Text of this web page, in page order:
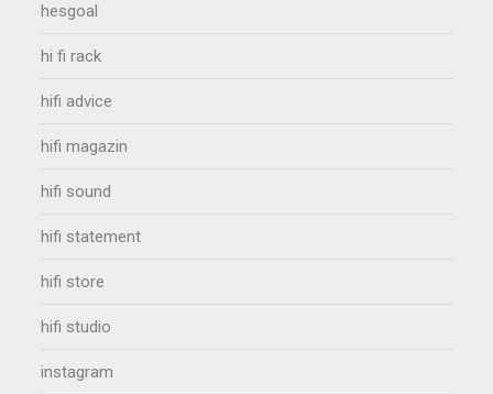
hesgoal
hi fi rack
hifi advice
hifi magazin
hifi sound
hifi statement
hifi store
hifi studio
instagram